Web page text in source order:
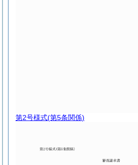
第2号様式(第5条関係)